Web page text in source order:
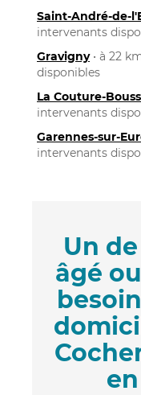
Saint-André-de-
intervenants
Gravigny• à 22
disponibles
La Couture-
intervenants
Garennes-sur-
intervenants
Un
âgé